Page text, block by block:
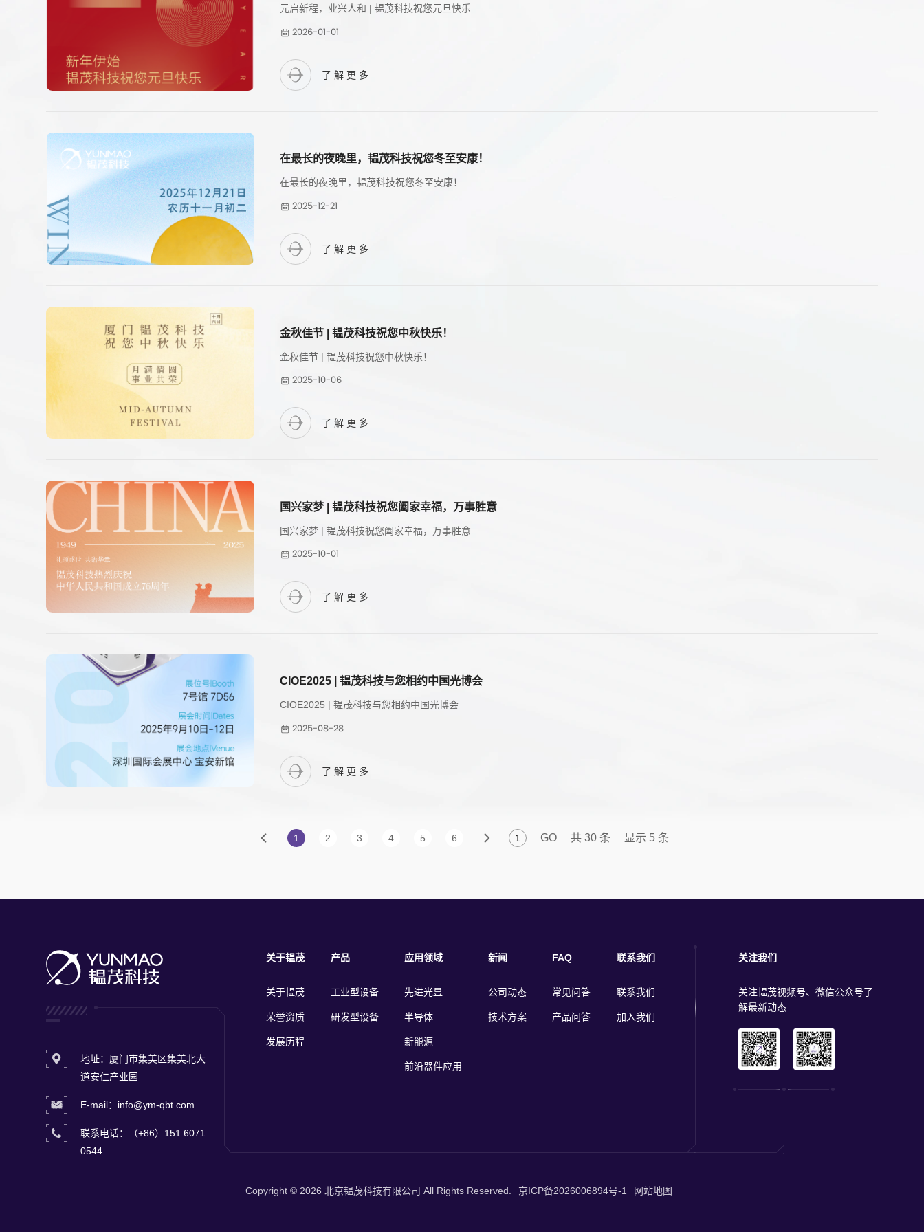
元启新程，业兴人和 | 韫茂科技祝您元旦快乐
2026-01-01
了解更多
在最长的夜晚里，韫茂科技祝您冬至安康！
在最长的夜晚里，韫茂科技祝您冬至安康！
2025-12-21
了解更多
金秋佳节 | 韫茂科技祝您中秋快乐！
金秋佳节 | 韫茂科技祝您中秋快乐！
2025-10-06
了解更多
国兴家梦 | 韫茂科技祝您阖家幸福，万事胜意
国兴家梦 | 韫茂科技祝您阖家幸福，万事胜意
2025-10-01
了解更多
CIOE2025 | 韫茂科技与您相约中国光博会
CIOE2025 | 韫茂科技与您相约中国光博会
2025-08-28
了解更多
1 2 3 4 5 6 GO 共 30 条 显示 5 条
地址：厦门市集美区集美北大
道安仁产业园
E-mail：info@ym-qbt.com
联系电话：（+86）151 6071
0544
关于韫茂
关于韫茂
荣誉资质
发展历程
产品
工业型设备
研发型设备
应用领域
先进光显
半导体
新能源
前沿器件应用
新闻
公司动态
技术方案
FAQ
常见问答
产品问答
联系我们
联系我们
加入我们
关注我们
关注韫茂视频号、微信公众号了
解最新动态
Copyright © 2026 北京韫茂科技有限公司 All Rights Reserved. 京ICP备2026006894号-1 网站地图